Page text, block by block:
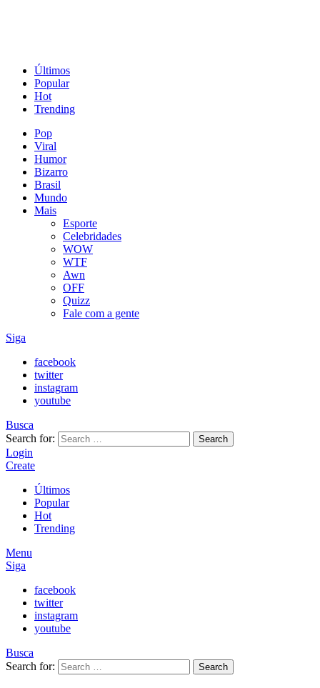
Últimos
Popular
Hot
Trending
Pop
Viral
Humor
Bizarro
Brasil
Mundo
Mais
Esporte
Celebridades
WOW
WTF
Awn
OFF
Quizz
Fale com a gente
Siga
facebook
twitter
instagram
youtube
Busca
Search for:
Search
Login
Create
Últimos
Popular
Hot
Trending
Menu
Siga
facebook
twitter
instagram
youtube
Busca
Search for:
Search